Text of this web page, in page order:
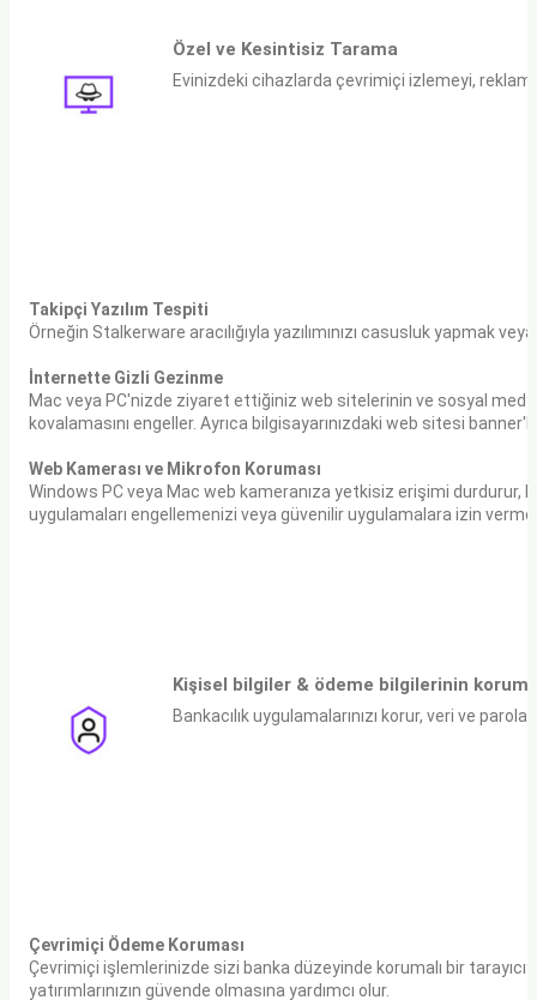
Özel ve Kesintisiz Tarama
Evinizdeki cihazlarda çevrimiçi izlemeyi,
Takipçi Yazılım Tespiti
Örneğin Stalkerware aracılığıyla yazılımınızı casusluk yapmak
İnternette Gizli Gezinme
Mac veya PC'nizde ziyaret ettiğiniz web sitelerinin ve sosyal
kovalamasını engeller. Ayrıca bilgisayarınızdaki web sitesi
Web Kamerası ve Mikrofon Koruması
Windows PC veya Mac web kameranıza yetkisiz erişimi durdurur,
uygulamaları engellemenizi veya güvenilir uygulamalara izin
Kişisel bilgiler & ödeme bilgilerinin
Bankacılık uygulamalarınızı korur, veri ve parola
Çevrimiçi Ödeme Koruması
Çevrimiçi işlemlerinizde sizi banka düzeyinde korumalı bir
yatırımlarınızın güvende olmasına yardımcı olur.